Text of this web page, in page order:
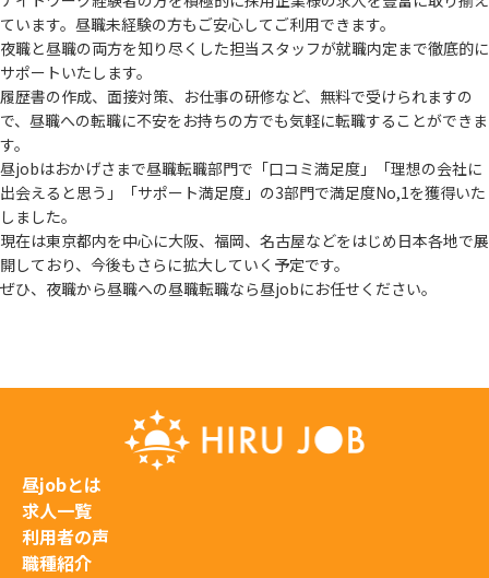
ています。 昼職未経験の方もご安心してご利用できます。
夜職と昼職の両方を知り尽くした担当スタッフが就職内定まで徹底的に
サポートいたします。
履歴書の作成、面接対策、お仕事の研修など、無料で受けられますの
で、 昼職への転職に不安をお持ちの方でも気軽に転職することができま
す。
昼jobはおかげさまで昼職転職部門で「口コミ満足度」「理想の会社に
出会えると思う」
「サポート満足度」の3部門で満足度No,1を獲得いた
しました。
現在は東京都内を中心に大阪、福岡、名古屋などをはじめ日本各地で展
開しており、 今後もさらに拡大していく予定です。
ぜひ、夜職から昼職への昼職転職なら昼jobにお任せください。
昼jobとは
求人一覧
利用者の声
職種紹介